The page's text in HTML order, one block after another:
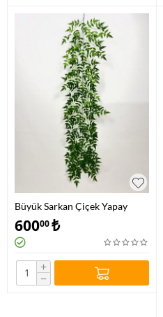
Büyük Sarkan Çiçek Yapay
Sarmaşık
60000₺
+
−